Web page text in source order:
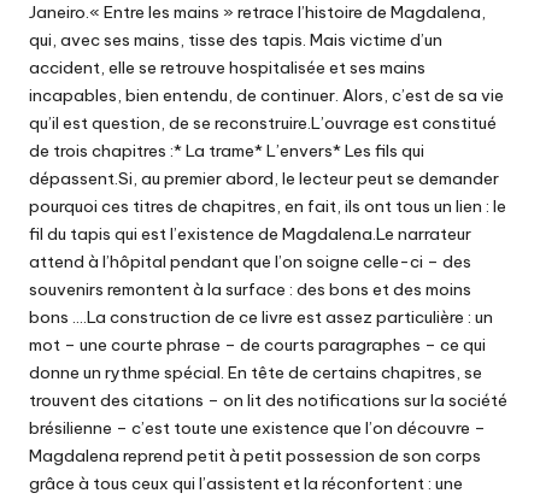
Janeiro.« Entre les mains » retrace l’histoire de Magdalena,
qui, avec ses mains, tisse des tapis. Mais victime d’un
accident, elle se retrouve hospitalisée et ses mains
incapables, bien entendu, de continuer. Alors, c’est de sa vie
qu’il est question, de se reconstruire.L’ouvrage est constitué
de trois chapitres :* La trame* L’envers* Les fils qui
dépassent.Si, au premier abord, le lecteur peut se demander
pourquoi ces titres de chapitres, en fait, ils ont tous un lien : le
fil du tapis qui est l’existence de Magdalena.Le narrateur
attend à l’hôpital pendant que l’on soigne celle-ci – des
souvenirs remontent à la surface : des bons et des moins
bons ….La construction de ce livre est assez particulière : un
mot – une courte phrase – de courts paragraphes – ce qui
donne un rythme spécial. En tête de certains chapitres, se
trouvent des citations – on lit des notifications sur la société
brésilienne – c’est toute une existence que l’on découvre –
Magdalena reprend petit à petit possession de son corps
grâce à tous ceux qui l’assistent et la réconfortent : une